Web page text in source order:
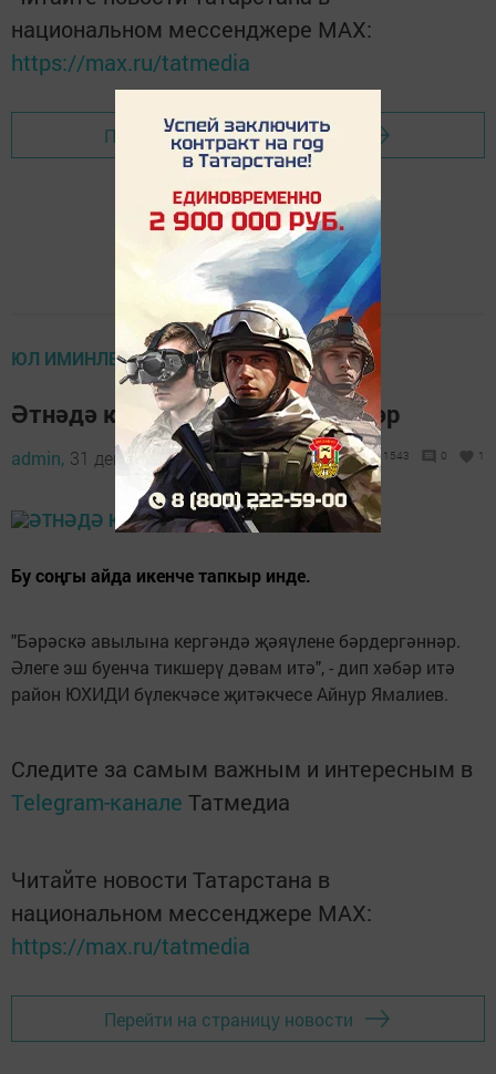
национальном мессенджере MАХ:
https://max.ru/tatmedia
Перейти на страницу новости
ЮЛ ИМИНЛЕГЕ
Әтнәдә кабат кеше бәрдергәннәр
admin, 31 декабрь 2021 - 13:03 1543 0 1
Бу соңгы айда икенче тапкыр инде.
"Бәрәскә авылына кергәндә җәяүлене бәрдергәннәр.
Әлеге эш буенча тикшерү дәвам итә", - дип хәбәр итә
район ЮХИДИ бүлекчәсе җитәкчесе Айнур Ямалиев.
Следите за самым важным и интересным в
Telegram-канале Татмедиа
Читайте новости Татарстана в
национальном мессенджере MАХ:
https://max.ru/tatmedia
Перейти на страницу новости